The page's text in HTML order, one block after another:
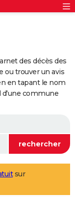
des décès des
ou trouver un avis
en tapant le nom
d'une commune
sur